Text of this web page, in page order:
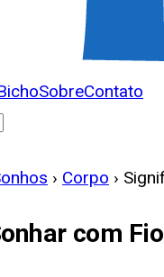
SobreContato
› Corpo ›
com